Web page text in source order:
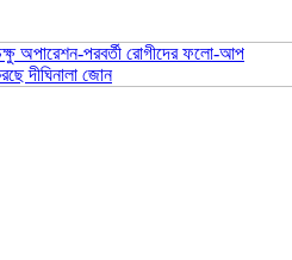
অপারেশন-পরবর্তী রোগীদের ফলো-আপ
দীঘিনালা জোন